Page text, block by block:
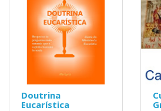
Doutrina
Eucarística